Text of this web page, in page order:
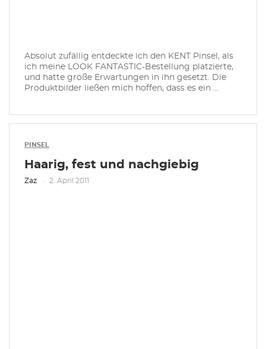
Absolut zufällig entdeckte ich den KENT Pinsel, als
ich meine LOOK FANTASTIC-Bestellung platzierte,
und hatte große Erwartungen in ihn gesetzt. Die
Produktbilder ließen mich hoffen, dass es ein ...
PINSEL
Haarig, fest und nachgiebig
Zaz 2. April 2011